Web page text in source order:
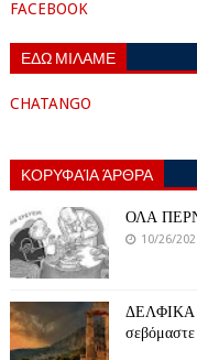
FACEBOOK
ΕΔΩ ΜΙΛΑΜΕ
CHATANGO
ΚΟΡΥΦΑΊΑ ΆΡΘΡΑ
ΟΛΑ
10/26/
ΔΕΛΦΙΚΑ
σεβόμαστε